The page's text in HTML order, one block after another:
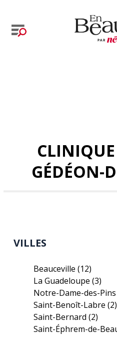
GÉDÉON-
VILLES
Beauceville(12)
La Guadeloupe(3)
Notre-Dame-des-
Saint-Benoît-Labre(2)
Saint-Bernard(2)
Saint-Éphrem-de-